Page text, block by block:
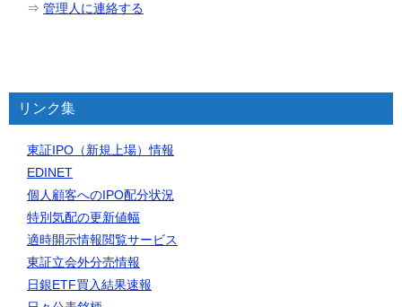
⇒ 管理人に連絡する
リンク集
東証IPO（新規上場）情報
EDINET
個人顧客へのIPO配分状況
特別気配の更新値幅
適時開示情報閲覧サービス
東証立会外分売情報
日銀ETF買入結果速報